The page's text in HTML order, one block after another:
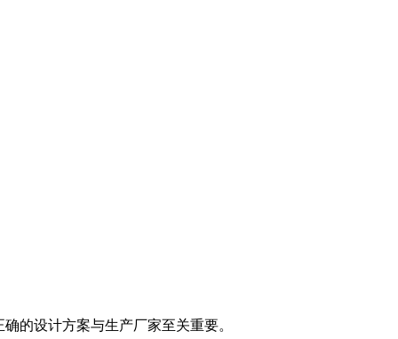
的设计方案与生产厂家至关重要。